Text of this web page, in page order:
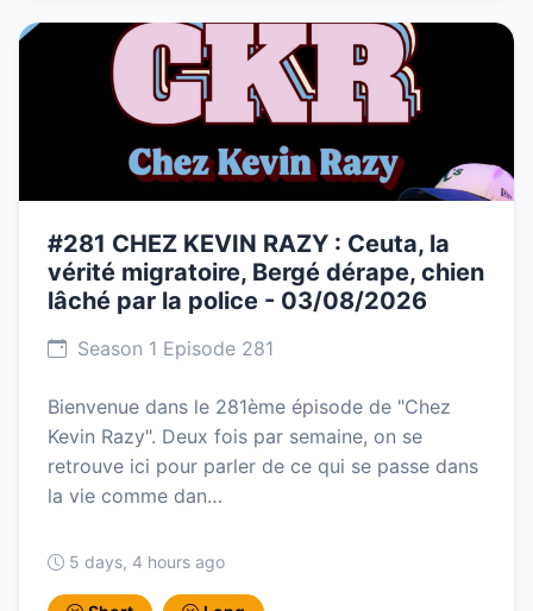
#281 CHEZ KEVIN RAZY : Ceuta, la
vérité migratoire, Bergé dérape, chien
lâché par la police - 03/08/2026
Season 1 Episode 281
Bienvenue dans le 281ème épisode de "Chez
Kevin Razy". Deux fois par semaine, on se
retrouve ici pour parler de ce qui se passe dans
la vie comme dan…
5 days, 4 hours ago